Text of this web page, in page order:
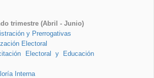
trimestre (Abril - Junio)
y Prerrogativas
Electoral
Electoral y Educación
Interna